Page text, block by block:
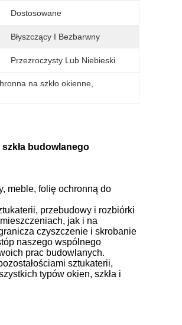
Dostosowane
Błyszczący I Bezbarwny
Przezroczysty Lub Niebieski
na szkło okienne
budowlanego
meble, folię ochronną do
przebudowy i rozbiórki
jak i na
czyszczenie i skrobanie
naszego wspólnego
prac budowlanych.
sztukaterii,
typów okien, szkła i